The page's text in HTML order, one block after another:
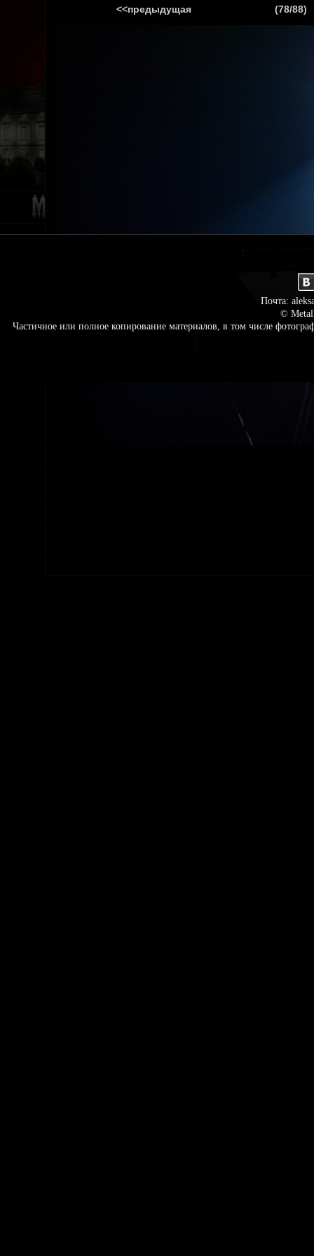
<<предыдущая (78/88)
Почта:
©
Частичное или полное копирование материалов, в том числе